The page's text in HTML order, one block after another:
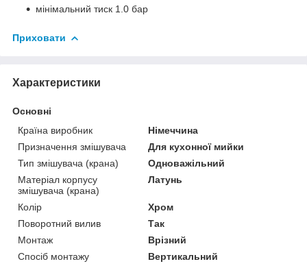
мінімальний тиск 1.0 бар
Приховати
Характеристики
Основні
Країна виробник
Німеччина
Призначення змішувача
Для кухонної мийки
Тип змішувача (крана)
Одноважільний
Матеріал корпусу
змішувача (крана)
Латунь
Колір
Хром
Поворотний вилив
Так
Монтаж
Врізний
Спосіб монтажу
Вертикальний